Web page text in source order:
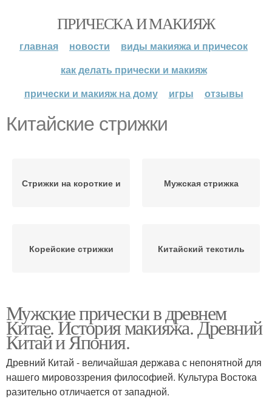
ПРИЧЕСКА И МАКИЯЖ
главная новости
виды макияжа и причесок
как делать прически и макияж
прически и макияж на дому
игры отзывы
Китайские стрижки
Стрижки на короткие и Мужская стрижка
Корейские стрижки Китайский текстиль
Мужские прически в древнем
Китае. История макияжа. Древний
Китай и Япония.
Древний Китай - величайшая держава с непонятной для
нашего мировоззрения философией. Культура Востока
разительно отличается от западной.